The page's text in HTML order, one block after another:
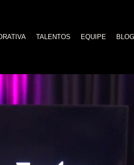
TALENTOS EQUIPE BLOG